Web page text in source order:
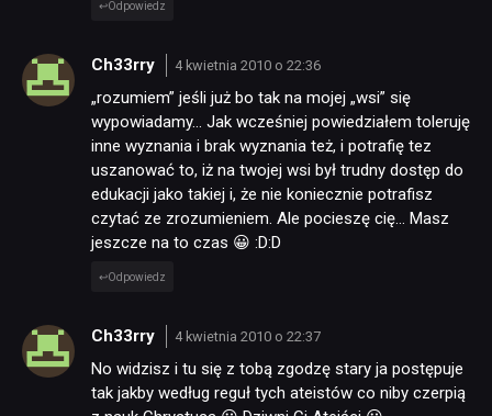
Odpowiedz
Ch33rry 4 kwietnia 2010 o 22:36
„rozumiem” jeśli już bo tak na mojej „wsi” się
wypowiadamy… Jak wcześniej powiedziałem toleruję
inne wyznania i brak wyznania też, i potrafię tez
uszanować to, iż na twojej wsi był trudny dostęp do
edukacji jako takiej i, że nie koniecznie potrafisz
czytać ze zrozumieniem. Ale pocieszę cię… Masz
jeszcze na to czas 😀 :D:D
Odpowiedz
Ch33rry 4 kwietnia 2010 o 22:37
No widzisz i tu się z tobą zgodzę stary ja postępuje
tak jakby według reguł tych ateistów co niby czerpią